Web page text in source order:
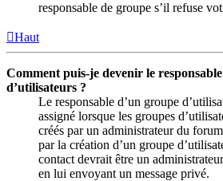
responsable de groupe s’il refuse
Haut
Comment puis-je devenir le
d’utilisateurs ?
Le responsable d’un groupe
assigné lorsque les groupes
créés par un administrateur du
par la création d’un groupe
contact devrait être un
en lui envoyant un message privé.